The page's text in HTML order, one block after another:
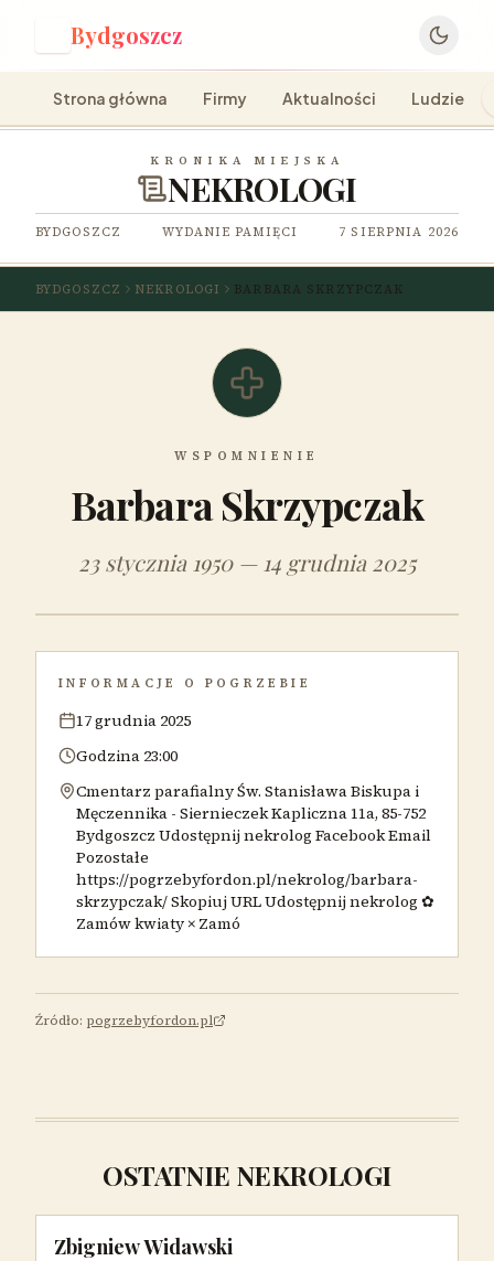
Bydgoszcz
Strona główna Firmy Aktualności Ludzie
KRONIKA MIEJSKA
NEKROLOGI
BYDGOSZCZ WYDANIE PAMIĘCI 7 SIERPNIA 2026
BYDGOSZCZ NEKROLOGI BARBARA SKRZYPCZAK
WSPOMNIENIE
Barbara Skrzypczak
23 stycznia 1950 — 14 grudnia 2025
INFORMACJE O POGRZEBIE
17 grudnia 2025
Godzina 23:00
Cmentarz parafialny Św. Stanisława Biskupa i
Męczennika - Siernieczek Kapliczna 11a, 85-752
Bydgoszcz Udostępnij nekrolog Facebook Email
Pozostałe
https://pogrzebyfordon.pl/nekrolog/barbara-
skrzypczak/ Skopiuj URL Udostępnij nekrolog ✿
Zamów kwiaty × Zamó
Źródło: pogrzebyfordon.pl
OSTATNIE NEKROLOGI
Zbigniew Widawski